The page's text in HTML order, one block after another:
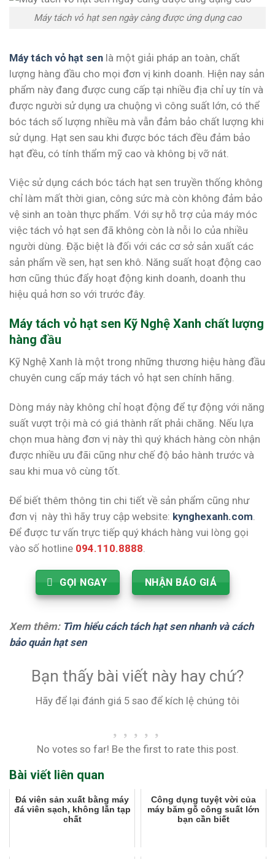
Máy tách vỏ hạt sen ngày càng được ứng dụng cao
Máy tách vỏ hạt sen là một giải pháp an toàn, chất
lượng hàng đầu cho mọi đơn vị kinh doanh. Hiện nay sản
phẩm này đang được cung cấp tại nhiều địa chỉ uy tín và
được người sử dụng ưa chuộng vì công suất lớn, có thể
bóc tách số lượng nhiều mà vẫn đảm bảo chất lượng khi
sử dụng. Hạt sen sau khi được bóc tách đều đảm bảo
hạt đều, có tính thẩm mỹ cao và không bị vỡ nát.
Việc sử dụng cách bóc tách hạt sen truyền thống không
chỉ làm mất thời gian, công sức mà còn không đảm bảo
vệ sinh an toàn thực phẩm. Với sự hỗ trợ của máy móc
việc tách vỏ hạt sen đã không còn là nỗi lo của nhiều
người dùng. Đặc biệt là đối với các cơ sở sản xuất các
sản phẩm về sen, hạt sen khô. Năng suất hoạt động cao
hơn cũng thúc đẩy hoạt động kinh doanh, doanh thu
hiệu quả hơn so với trước đây.
Máy tách vỏ hạt sen Kỹ Nghệ Xanh chất lượng
hàng đầu
Kỹ Nghệ Xanh là một trong những thương hiệu hàng đầu
chuyên cung cấp máy tách vỏ hạt sen chính hãng.
Dòng máy này không chỉ hoạt động để tự động với năng
suất vượt trội mà có giá thành rất phải chăng. Nếu lựa
chọn mua hàng đơn vị này thì quý khách hàng còn nhận
được nhiều ưu đãi cũng như chế độ bảo hành trước và
sau khi mua vô cùng tốt.
Để biết thêm thông tin chi tiết về sản phẩm cũng như
đơn vị này thì hãy truy cập website: kynghexanh.com.
Để được tư vấn trực tiếp quý khách hàng vui lòng gọi
vào số hotline 094.110.8888.
GỌI NGAY NHẬN BÁO GIÁ
Xem thêm: Tìm hiểu cách tách hạt sen nhanh và cách
bảo quản hạt sen
Bạn thấy bài viết này hay chứ?
Hãy để lại đánh giá 5 sao để kích lệ chúng tôi
No votes so far! Be the first to rate this post.
Bài viết liên quan
Đá viên sản xuất bằng máy
đá viên sạch, không lẫn tạp
chất
Công dụng tuyệt vời của
máy băm gỗ công suất lớn
bạn cần biết